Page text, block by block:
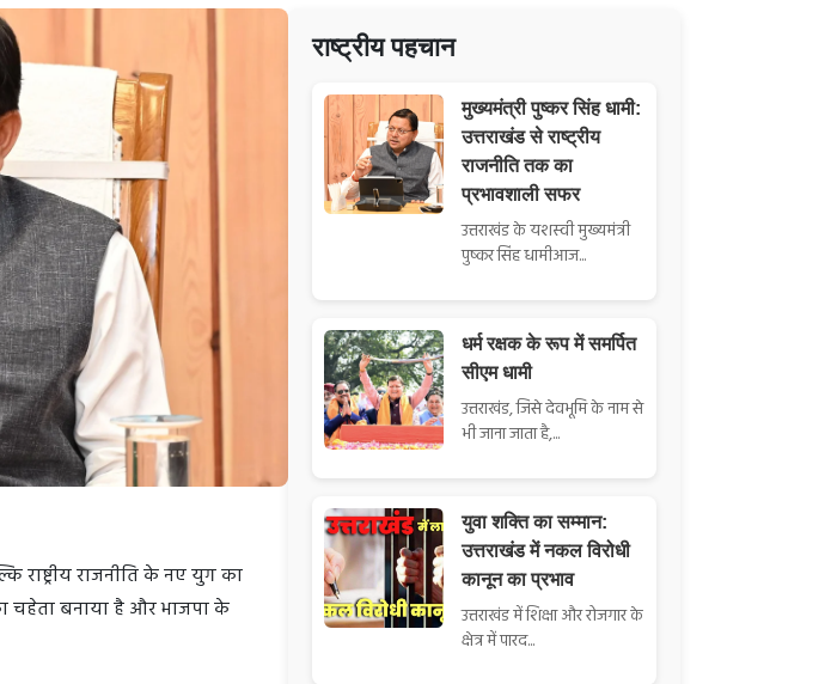
राजनीति के नए युग का
चहेता बनाया है और भाजपा के
राष्ट्रीय पहचान
मुख्यमंत्री पुष्कर सिंह धामी:
उत्तराखंड से राष्ट्रीय
राजनीति तक का
प्रभावशाली सफर
उत्तराखंड के यशस्वी मुख्यमंत्री
पुष्कर सिंह धामीआज...
धर्म रक्षक के रूप में समर्पित
सीएम धामी
उत्तराखंड, जिसे देवभूमि के नाम से
भी जाना जाता है,...
युवा शक्ति का सम्मान:
उत्तराखंड में नकल विरोधी
कानून का प्रभाव
उत्तराखंड में शिक्षा और रोजगार के
क्षेत्र में पारद...